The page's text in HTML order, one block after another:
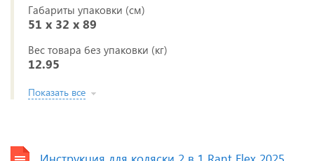
Габариты упаковки (см)
51 x 32 x 89
Вес товара без упаковки (кг)
12.95
Показать все